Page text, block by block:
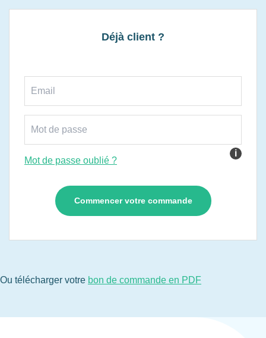
Déjà client ?
i
Mot de passe oublié ?
Ou télécharger votre bon de commande en PDF